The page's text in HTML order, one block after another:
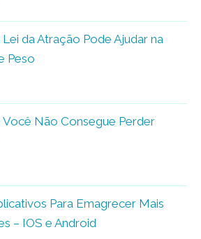
da Atração Pode Ajudar na
Peso
Você Não Consegue Perder
Para Emagrecer Mais
– IOS e Android